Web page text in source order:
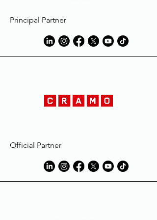
suivant des standards élevés et sont
soumis à des procédures sévères de
contrôle qualité.
Les vêtements peuvent subir une
décoloration au contact de
même de disparaître complètement
durant le lavage du vêtement.
détergent, immédiatement après son
utilisation, dans un volume d'eau égal
au volume du vêtement traité.
Toujours suivre les instructions des
Principal Partner
Official Partner